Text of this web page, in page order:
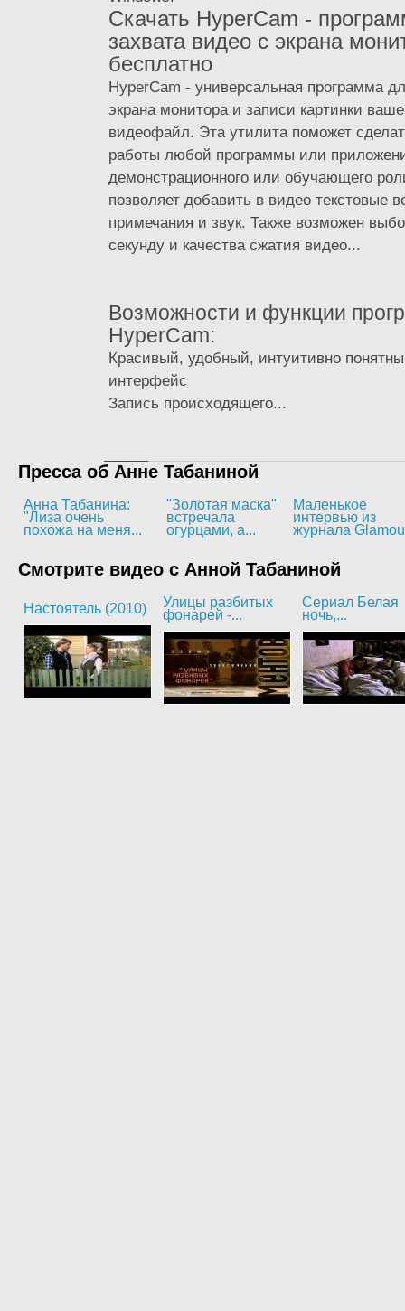
Cкачать HyperCam -
захвата видео с экрана
бесплатно
HyperCam - универсальная программа
экрана монитора и записи картинки
видеофайл. Эта утилита поможет
работы любой программы или
демонстрационного или обучающего
позволяет добавить в видео текстовые
примечания и звук. Также возможен
секунду и качества сжатия видео...
Возможности и функции
HyperCam:
Красивый, удобный, интуитивно
интерфейс
Запись происходящего...
Пресса об Анне Табаниной
Анна Табанина:
"Лиза очень
похожа на меня...
"Золотая маска"
встречала
огурцами, а...
Маленькое
интервью из
журнала
Смотрите видео с Анной Табаниной
Настоятель (2010)
Улицы разбитых
фонарей -...
Сериал Белая
ночь,...